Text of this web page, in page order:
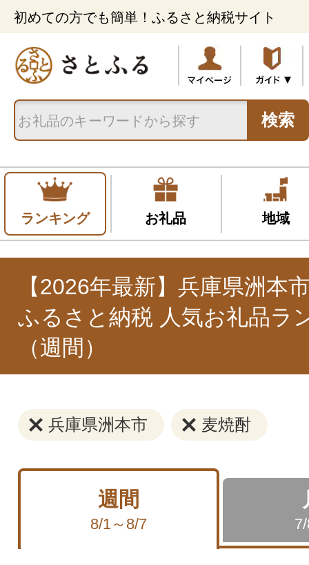
初めての方でも簡単！ふるさと納税サイト
検索
ランキング お礼品 地域
【2026年最新】兵庫県洲本
ふるさと納税 人気お礼品ラ
（週間）
兵庫県洲本市 麦焼酎
週間
8/1～8/7